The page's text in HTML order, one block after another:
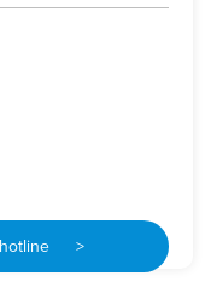
hotline >